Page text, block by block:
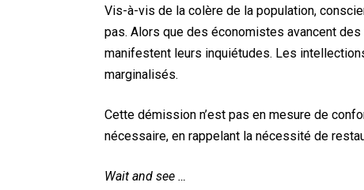
Vis-à-vis de la colère de la population,
pas. Alors que des économistes avancent
manifestent leurs inquiétudes. Les
marginalisés.
Cette démission n’est pas en mesure de
nécessaire, en rappelant la nécessité de
Wait and see …